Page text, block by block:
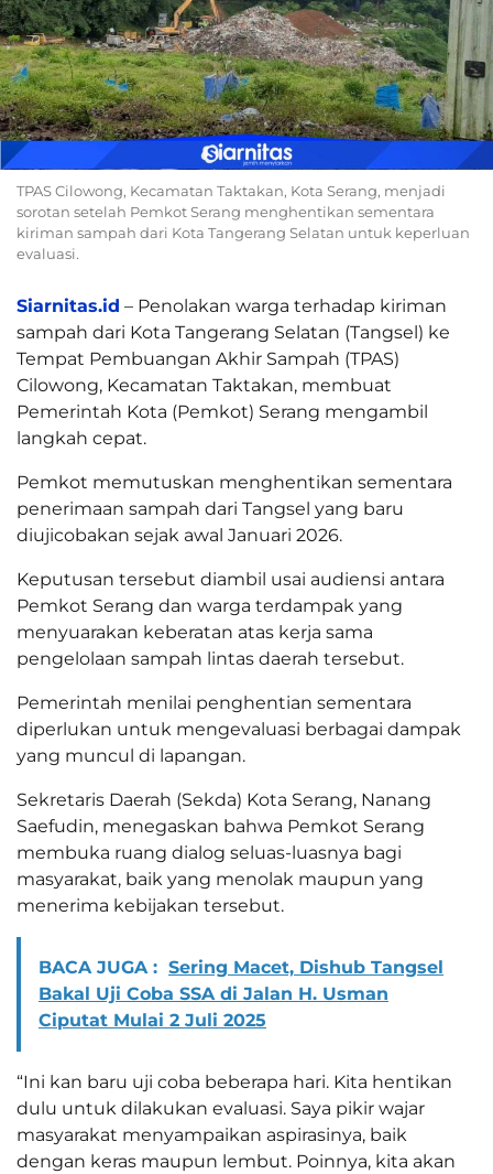
TPAS Cilowong, Kecamatan Taktakan, Kota Serang, menjadi
sorotan setelah Pemkot Serang menghentikan sementara
kiriman sampah dari Kota Tangerang Selatan untuk keperluan
evaluasi.
Siarnitas.id – Penolakan warga terhadap kiriman
sampah dari Kota Tangerang Selatan (Tangsel) ke
Tempat Pembuangan Akhir Sampah (TPAS)
Cilowong, Kecamatan Taktakan, membuat
Pemerintah Kota (Pemkot) Serang mengambil
langkah cepat.
Pemkot memutuskan menghentikan sementara
penerimaan sampah dari Tangsel yang baru
diujicobakan sejak awal Januari 2026.
Keputusan tersebut diambil usai audiensi antara
Pemkot Serang dan warga terdampak yang
menyuarakan keberatan atas kerja sama
pengelolaan sampah lintas daerah tersebut.
Pemerintah menilai penghentian sementara
diperlukan untuk mengevaluasi berbagai dampak
yang muncul di lapangan.
Sekretaris Daerah (Sekda) Kota Serang, Nanang
Saefudin, menegaskan bahwa Pemkot Serang
membuka ruang dialog seluas-luasnya bagi
masyarakat, baik yang menolak maupun yang
menerima kebijakan tersebut.
BACA JUGA : Sering Macet, Dishub Tangsel
Bakal Uji Coba SSA di Jalan H. Usman
Ciputat Mulai 2 Juli 2025
“Ini kan baru uji coba beberapa hari. Kita hentikan
dulu untuk dilakukan evaluasi. Saya pikir wajar
masyarakat menyampaikan aspirasinya, baik
dengan keras maupun lembut. Poinnya, kita akan